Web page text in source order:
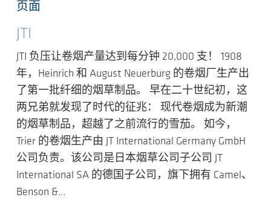
页面
JTI
JTI 负压让卷烟产量达到每分钟 20,000 支！ 1908
年，Heinrich 和 August Neuerburg 的卷烟厂生产出
了第一批纤细的烟草制品。 早在二十世纪初，这
两兄弟就发现了时代的征兆： 现代卷烟成为新潮
的烟草制品，超越了之前流行的雪茄。 如今，
Trier 的卷烟生产由 JT International Germany GmbH
公司负责。该公司是日本烟草公司子公司 JT
International SA 的德国子公司，旗下拥有 Camel、
Benson &…